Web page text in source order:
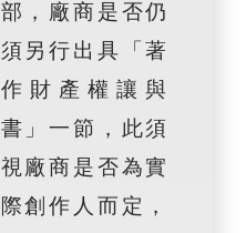
部，廠商是否仍
須另行出具「著
作財產權讓與
書」一節，此須
視廠商是否為實
際創作人而定，